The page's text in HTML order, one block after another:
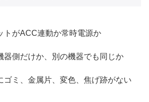
トがACC連動か常時電源か
器側だけか、別の機器でも同じか
ゴミ、金属片、変色、焦げ跡がない